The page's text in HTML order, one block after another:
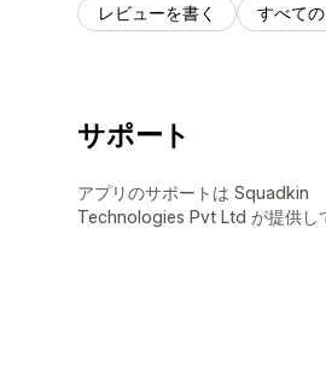
レビューを書く すべて
サポート
アプリのサポートは Squadkin
Technologies Pvt Ltd が提供し